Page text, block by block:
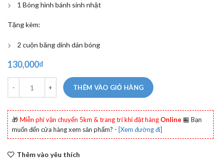
1 Bóng hình bánh sinh nhật
Tặng kèm:
2 cuộn băng dính dán bóng
130,000₫
THÊM VÀO GIỎ HÀNG
🎁Miễn phí vận chuyển 5km & trang trí khi đặt hàng Online 🏪 Bạn
muốn đến cửa hàng xem sản phẩm? - [Xem đường đi]
Thêm vào yêu thích